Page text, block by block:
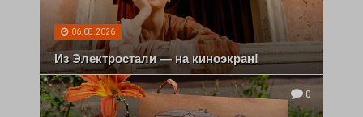
06.08.2026
Из Электростали — на киноэкран!
0